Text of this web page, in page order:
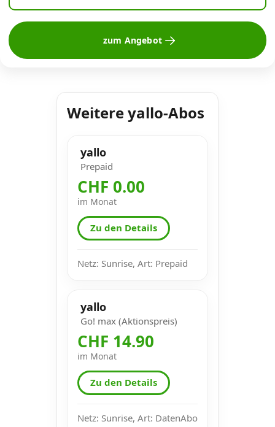
zum Angebot
Weitere yallo-Abos
yallo
Prepaid
CHF 0.00
im Monat
Zu den Details
Netz: Sunrise, Art: Prepaid
yallo
Go! max (Aktionspreis)
CHF 14.90
im Monat
Zu den Details
Netz: Sunrise, Art: DatenAbo